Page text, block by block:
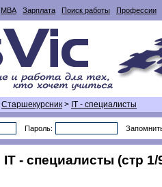
MBA Зарплата Поиск работы Профессии
Старшекурсник > IT - специалисты
Пароль:
IT - специалисты (стр 1/